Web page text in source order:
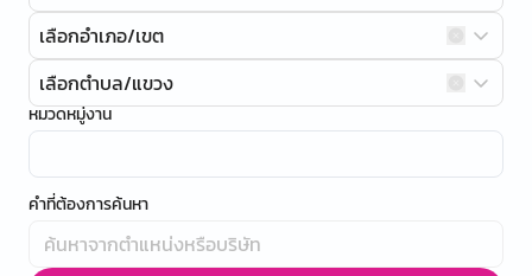
เลือกอำเภอ/เขต
เลือกตำบล/แขวง
หมวดหมู่งาน
คำที่ต้องการค้นหา